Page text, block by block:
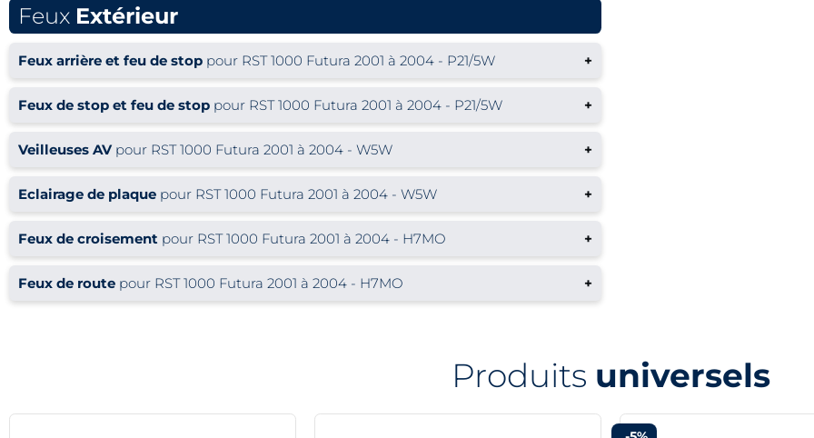
Feux Extérieur
Feux arrière et feu de stop pour RST 1000 Futura 2001 à 2004 - P21/5W +
Feux de stop et feu de stop pour RST 1000 Futura 2001 à 2004 - P21/5W +
Veilleuses AVpour RST 1000 Futura 2001 à 2004 - W5W +
Eclairage de plaque pour RST 1000 Futura 2001 à 2004 - W5W +
Feux de croisement pour RST 1000 Futura 2001 à 2004 - H7MO +
Feux de route pour RST 1000 Futura 2001 à 2004 - H7MO +
Produits universels